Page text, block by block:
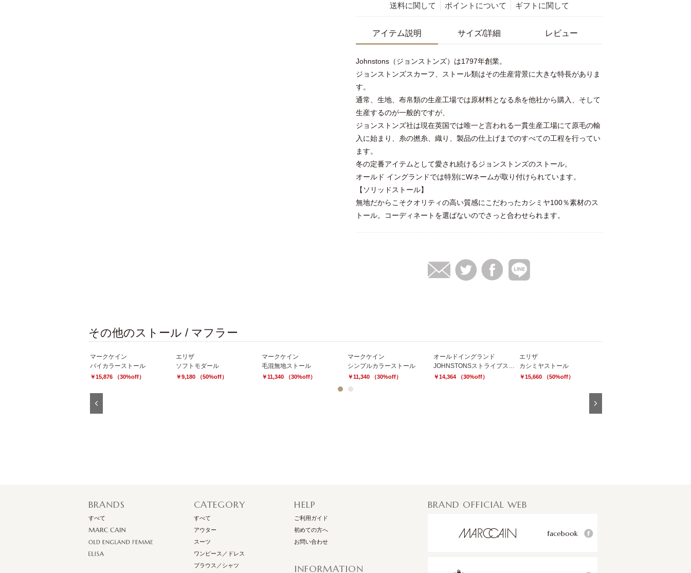
送料に関して ポイントについて ギフトに関して
アイテム説明 サイズ/詳細 レビュー
Johnstons（ジョンストンズ）は1797年創業。
ジョンストンズスカーフ、ストール類はその生産背景に大きな特長がありま
す。
通常、生地、布帛類の生産工場では原材料となる糸を他社から購入、そして
生産するのが一般的ですが、
ジョンストンズ社は現在英国では唯一と言われる一貫生産工場にて原毛の輸
入に始まり、糸の撚糸、織り、製品の仕上げまでのすべての工程を行ってい
ます。
冬の定番アイテムとして愛され続けるジョンストンズのストール。
オールド イングランドでは特別にWネームが取り付けられています。
【ソリッドストール】
無地だからこそクオリティの高い質感にこだわったカシミヤ100％素材のス
トール。コーディネートを選ばないのでさっと合わせられます。
その他のストール / マフラー
マークケイン
バイカラーストール
￥15,876 （30%off）
エリザ
ソフトモダール
￥9,180 （50%off）
マークケイン
毛混無地ストール
￥11,340 （30%off）
マークケイン
シンプルカラーストール
￥11,340 （30%off）
オールドイングランド
JOHNSTONSストライプストール
￥14,364 （30%off）
エリザ
カシミヤストール
￥15,660 （50%off）
2
BRANDS
すべて
CATEGORY
すべて
アウター
スーツ
ワンピース／ドレス
ブラウス／シャツ
HELP
ご利用ガイド
初めての方へ
お問い合わせ
INFORMATION
BRAND OFFICIAL WEB
facebook